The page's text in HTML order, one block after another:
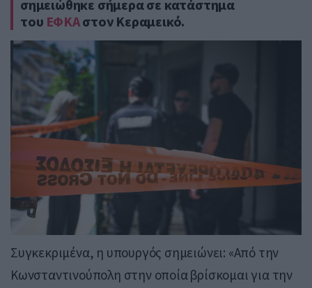
σημειώθηκε σήμερα σε κατάστημα
του ΕΦΚΑστον Κεραμεικό.
Συγκεκριμένα, η υπουργός σημειώνει: «Από την
Κωνσταντινούπολη στην οποία βρίσκομαι για την